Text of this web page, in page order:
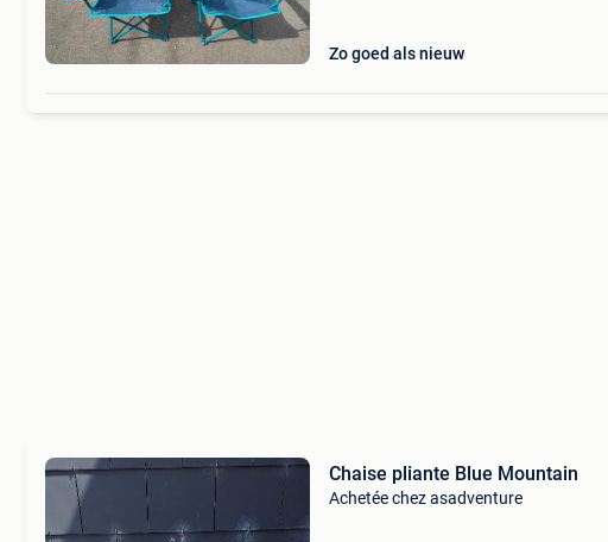
Zo goed als nieuw
Chaise pliante Blue Mountain
Achetée chez asadventure